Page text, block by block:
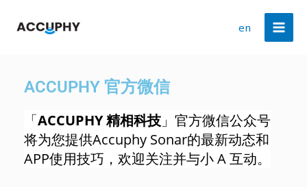
en
ACCUPHY 官方微信
「ACCUPHY 精相科技 」 官方微信公众号
将为您提供Accuphy Sonar的最新动态和
APP使用技巧，欢迎关注并与小 A 互动。